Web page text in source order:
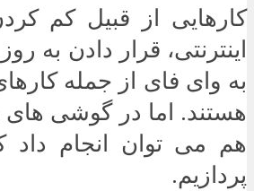
کارهایی از قبیل کم
اینترنتی، قرار دادن به
به وای فای از جمله
هستند. اما در گوشی های
هم می توان انجام
پردازیم.